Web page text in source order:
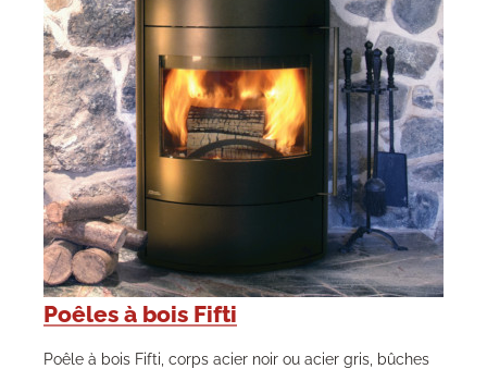
Poêles à bois Fifti
Poêle à bois Fifti, corps acier noir ou acier gris, bûches